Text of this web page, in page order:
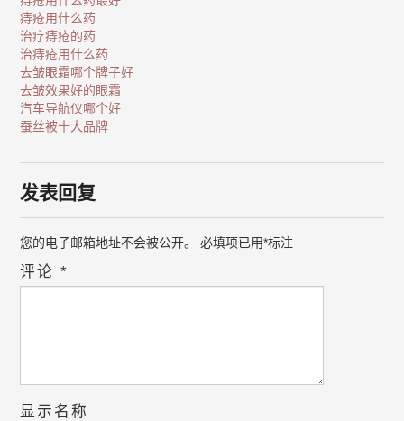
痔疮用什么药
治疗痔疮的药
治痔疮用什么药
去皱眼霜哪个牌子好
去皱效果好的眼霜
汽车导航仪哪个好
蚕丝被十大品牌
发表回复
您的电子邮箱地址不会被公开。 必填项已用*标注
评论*
显示名称